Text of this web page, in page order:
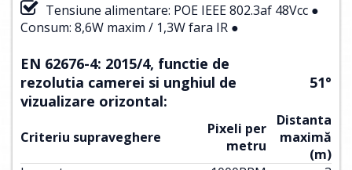
Tensiune alimentare: POE IEEE 802.3af 48Vcc ●
Consum: 8,6W maxim / 1,3W fara IR ●
EN 62676-4: 2015/4, functie de
rezolutia camerei si unghiul de
vizualizare orizontal:
51°
Criteriu supraveghere
Pixeli per
metru
Distanta
maximă
(m)